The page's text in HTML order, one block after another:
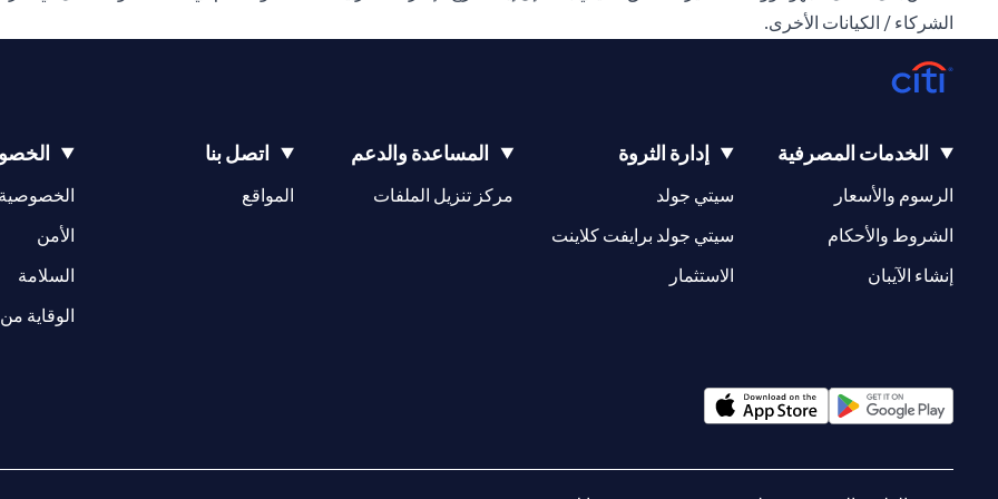
الشركاء / الكيانات الأخرى.
الخدمات المصرفية
الرسوم والأسعار
opens in a new tab
الشروط والأحكام opens in a new tab
إنشاء الآيبان opens in a new tab
إدارة الثروة
سيتي جولد opens in a new tab
سيتي جولد برايفت كلاينت
الاستثمار
المساعدة والدعم
مركز تنزيل الملفات
اتصل بنا
المواقعopens in a new tab الخصوصية
الأمن
السلامة
الوقاية